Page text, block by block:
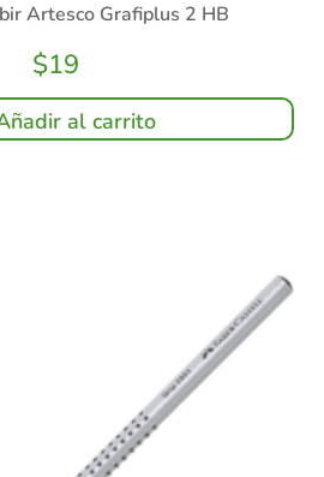
Artesco Grafiplus 2 HB
$19
al carrito